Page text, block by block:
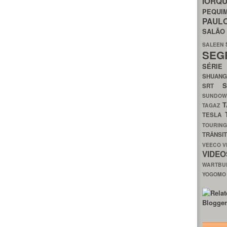
SALEEN
SRT
TAGAZ
TESLA
VEECO
YOGOMO